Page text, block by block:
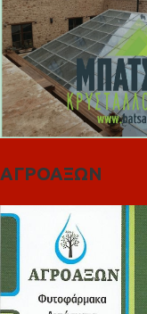
ΑΓΡΟΑΞΩΝ